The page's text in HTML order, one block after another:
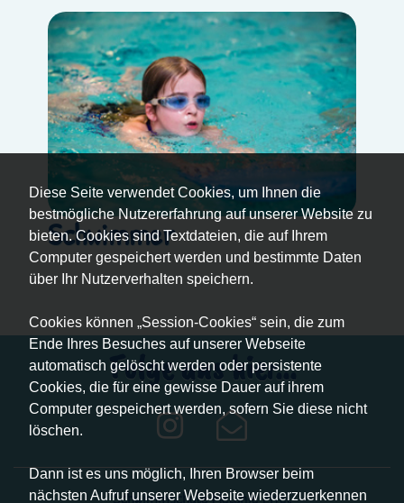
Diese Seite verwendet Cookies, um Ihnen die
bestmögliche Nutzererfahrung auf unserer Website zu
bieten. Cookies sind Textdateien, die auf Ihrem
Computer gespeichert werden und bestimmte Daten
über Ihr Nutzerverhalten speichern.
Cookies können „Session-Cookies“ sein, die zum
Ende Ihres Besuches auf unserer Webseite
automatisch gelöscht werden oder persistente
Cookies, die für eine gewisse Dauer auf ihrem
Computer gespeichert werden, sofern Sie diese nicht
löschen.
Dann ist es uns möglich, Ihren Browser beim
nächsten Aufruf unserer Webseite wiederzuerkennen
Schwimmer
Folge uns hier...
Schwimmschule Melanie Eitel